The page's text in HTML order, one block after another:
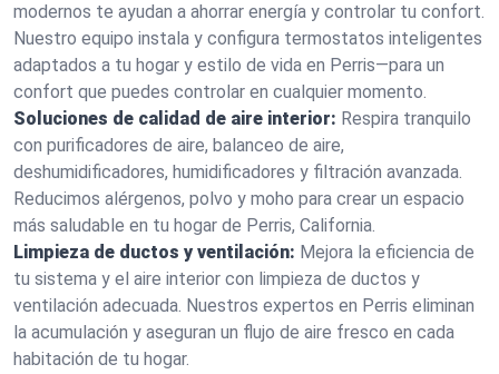
modernos te ayudan a ahorrar energía y controlar tu confort.
Nuestro equipo instala y configura termostatos inteligentes
adaptados a tu hogar y estilo de vida en Perris—para un
confort que puedes controlar en cualquier momento.
Soluciones de calidad de aire interior: Respira tranquilo
con purificadores de aire, balanceo de aire,
deshumidificadores, humidificadores y filtración avanzada.
Reducimos alérgenos, polvo y moho para crear un espacio
más saludable en tu hogar de Perris, California.
Limpieza de ductos y ventilación: Mejora la eficiencia de
tu sistema y el aire interior con limpieza de ductos y
ventilación adecuada. Nuestros expertos en Perris eliminan
la acumulación y aseguran un flujo de aire fresco en cada
habitación de tu hogar.